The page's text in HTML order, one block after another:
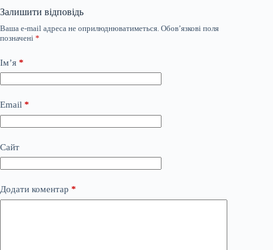
Залишити відповідь
Ваша e-mail адреса не оприлюднюватиметься. Обов’язкові поля
позначені *
Ім’я *
Email *
Сайт
Додати коментар *